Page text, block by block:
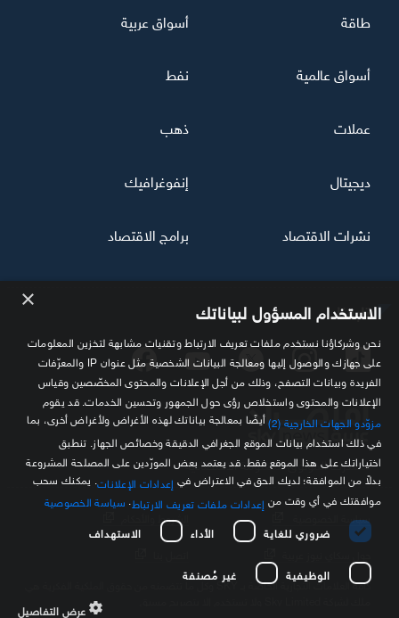
تابعنا
مصدرك الموثوق للمعلومة الاقتصادية
طاقة أسواق عربية
أسواق عالمية نفط
عملات ذهب
ديجيتال إنفوغرافيك
نشرات الاقتصاد برامج الاقتصاد
سياسة الخصوصية الشروط والأحكام
كافة العلامات التجارية الخاصة بـ SKY وكل ما تتضمنه من حقوق الملكية الفكرية هي
× الاستخدام المسؤول لبياناتك
نحن وشركاؤنا نستخدم ملفات تعريف الارتباط وتقنيات مشابهة لتخزين المعلومات
على جهازك والوصول إليها ومعالجة البيانات الشخصية مثل عنوان IP والمعرّفات
الفريدة وبيانات التصفح، وذلك من أجل الإعلانات والمحتوى المخصّصين وقياس
الإعلانات والمحتوى واستخلاص رؤى حول الجمهور وتحسين الخدمات. قد يقوم
مزوّدو الجهات الخارجية (2)
أيضًا بمعالجة بياناتك لهذه الأغراض ولأغراض أخرى، بما
في ذلك استخدام بيانات الموقع الجغرافي الدقيقة وخصائص الجهاز. تنطبق
اختياراتك على هذا الموقع فقط. قد يعتمد بعض المورّدين على المصلحة المشروعة
بدلاً من الموافقة؛ لديك الحق في الاعتراض في إعدادات الإعلانات . يمكنك سحب
موافقتك في أي وقت من إعدادات ملفات تعريف الارتباط سياسة الخصوصية
ضروري للغاية
الأداء الاستهداف
الوظيفية غير مُصنفة
عرض التفاصيل